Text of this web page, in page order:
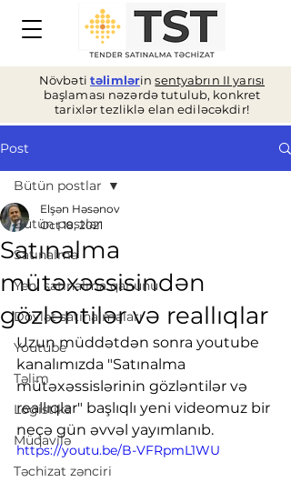
Növbəti təlimlərinsentyabrın II yarısı
başlaması nəzərdə tutulub, konkret
tarixlər tezliklə elan ediləcəkdir!
Post
Bütün postlar
Satınalma
Yeni satınalma qanunu
Dövlət satınalmaları
Youtube
Təlim
Logistika
Müqavilə
Təchizat zənciri
Bütün postlar
Satınalma
mütəxəssisindən
gözləntilər və reallıqlar
Elşən Həsənov
Oct 18, 2021
Uzun müddətdən sonra youtube
kanalımızda "Satınalma
mütəxəssislərinin gözləntilər və
reallıqlar" başlıqlı yeni videomuz bir
neçə gün əvvəl yayımlanıb.
https://youtu.be/B-VFRpmL1WU